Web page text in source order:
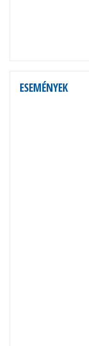
ESEMÉNYEK